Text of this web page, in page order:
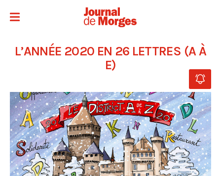
L’ANNÉE 2020 EN 26 LETTRES (A À
E)